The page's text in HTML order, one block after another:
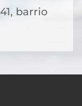
barrio